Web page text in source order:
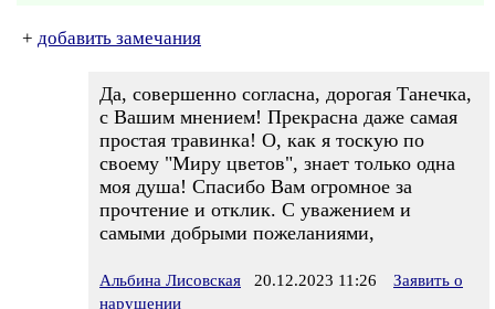
+ добавить замечания
Да, совершенно согласна, дорогая Танечка,
с Вашим мнением! Прекрасна даже самая
простая травинка! О, как я тоскую по
своему "Миру цветов", знает только одна
моя душа! Спасибо Вам огромное за
прочтение и отклик. С уважением и
самыми добрыми пожеланиями,
Альбина Лисовская 20.12.2023 11:26
Заявить о
нарушении